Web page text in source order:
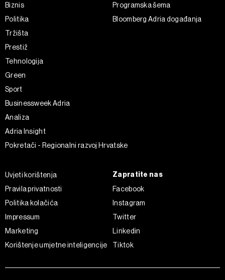
Biznis
Politika
Tržišta
Prestiž
Tehnologija
Green
Sport
Businessweek Adria
Analiza
Adria Insight
Pokretači - Regionalni razvoj Hrvatske
Programska šema
Bloomberg Adria događanja
Uvjeti korištenja
Pravila privatnosti
Politika kolačića
Impressum
Marketing
Korištenje umjetne inteligencije
Zapratite nas
Facebook
Instagram
Twitter
Linkedin
Tiktok